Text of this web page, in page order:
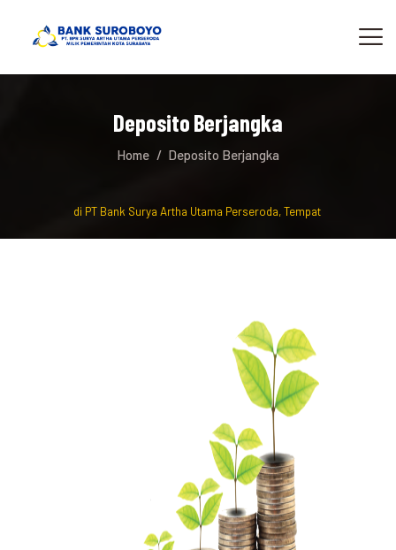
Deposito Berjangka
Home Deposito Berjangka
Datang di PT Bank Surya Artha Utama Perseroda, Tempat berinvestasi